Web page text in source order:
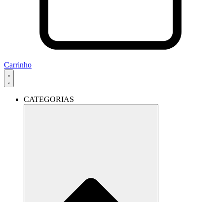
Carrinho
CATEGORIAS